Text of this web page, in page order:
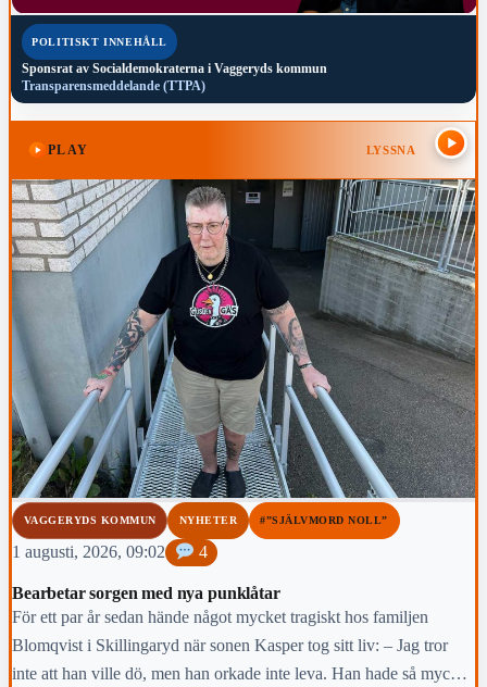
POLITISKT INNEHÅLL
Sponsrat av Socialdemokraterna i Vaggeryds kommun
Transparensmeddelande (TTPA)
PLAY LYSSNA
VAGGERYDS KOMMUN NYHETER #”SJÄLVMORD NOLL”
1 augusti, 2026, 09:02 4
Bearbetar sorgen med nya punklåtar
För ett par år sedan hände något mycket tragiskt hos familjen
Blomqvist i Skillingaryd när sonen Kasper tog sitt liv: – Jag tror
inte att han ville dö, men han orkade inte leva. Han hade så mycket